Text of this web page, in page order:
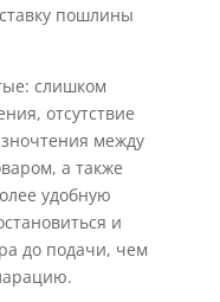
пошлины
слишком
отсутствие
между
а также
удобную
и
до подачи, чем